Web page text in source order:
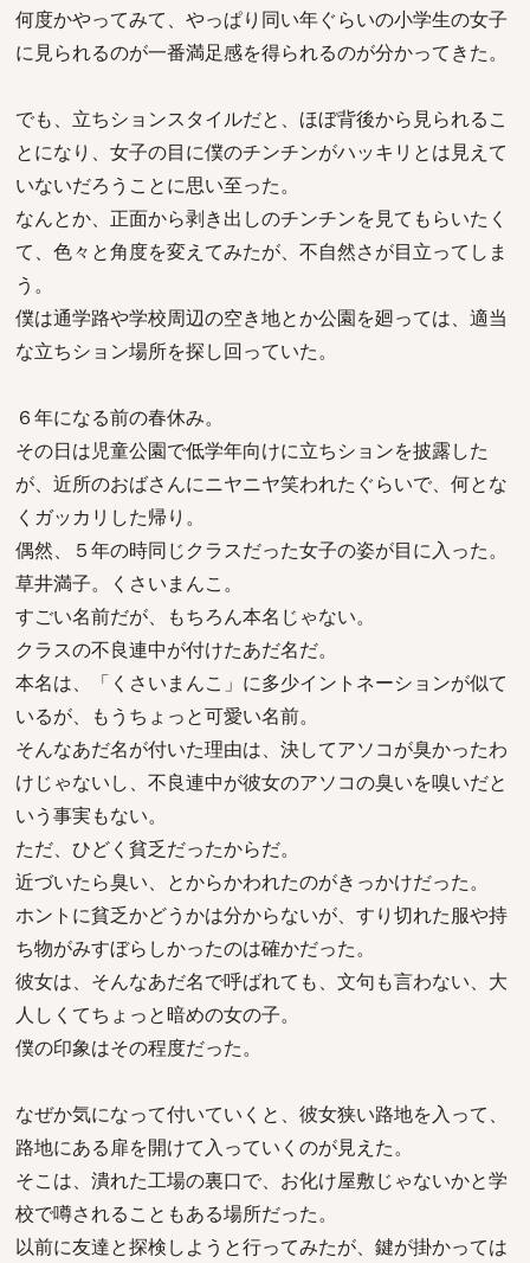
何度かやってみて、やっぱり同い年ぐらいの小学生の女子
に見られるのが一番満足感を得られるのが分かってきた。
でも、立ちションスタイルだと、ほぼ背後から見られるこ
とになり、女子の目に僕のチンチンがハッキリとは見えて
いないだろうことに思い至った。
なんとか、正面から剥き出しのチンチンを見てもらいたく
て、色々と角度を変えてみたが、不自然さが目立ってしま
う。
僕は通学路や学校周辺の空き地とか公園を廻っては、適当
な立ちション場所を探し回っていた。
６年になる前の春休み。
その日は児童公園で低学年向けに立ちションを披露した
が、近所のおばさんにニヤニヤ笑われたぐらいで、何とな
くガッカリした帰り。
偶然、５年の時同じクラスだった女子の姿が目に入った。
草井満子。くさいまんこ。
すごい名前だが、もちろん本名じゃない。
クラスの不良連中が付けたあだ名だ。
本名は、「くさいまんこ」に多少イントネーションが似て
いるが、もうちょっと可愛い名前。
そんなあだ名が付いた理由は、決してアソコが臭かったわ
けじゃないし、不良連中が彼女のアソコの臭いを嗅いだと
いう事実もない。
ただ、ひどく貧乏だったからだ。
近づいたら臭い、とからかわれたのがきっかけだった。
ホントに貧乏かどうかは分からないが、すり切れた服や持
ち物がみすぼらしかったのは確かだった。
彼女は、そんなあだ名で呼ばれても、文句も言わない、大
人しくてちょっと暗めの女の子。
僕の印象はその程度だった。
なぜか気になって付いていくと、彼女狭い路地を入って、
路地にある扉を開けて入っていくのが見えた。
そこは、潰れた工場の裏口で、お化け屋敷じゃないかと学
校で噂されることもある場所だった。
以前に友達と探検しようと行ってみたが、鍵が掛かっては